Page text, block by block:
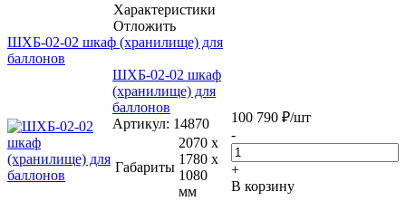
Характеристики
Отложить
ШХБ-02-02 шкаф (хранилище) для
баллонов
ШХБ-02-02 шкаф
(хранилище) для
баллонов
Артикул: 14870
Габариты
2070 x
1780 x
1080
мм
100 790 ₽/шт
-
+
В корзину